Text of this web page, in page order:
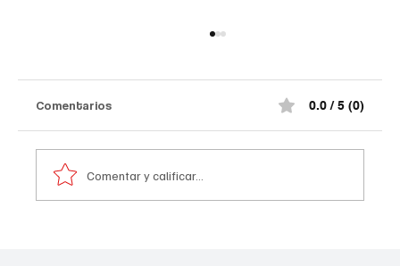
Comentarios 0.0 / 5 (0)
Comentar y calificar...